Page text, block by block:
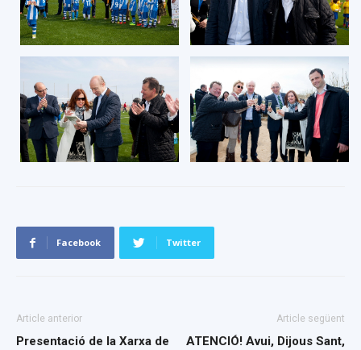
Facebook Twitter
Article anterior
Presentació de la Xarxa de
Article següent
ATENCIÓ! Avui, Dijous Sant,